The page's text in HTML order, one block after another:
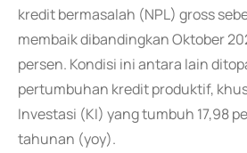
kredit bermasalah (NPL) gross
membaik dibandingkan Oktober
persen. Kondisi ini antara lain
pertumbuhan kredit produktif,
Investasi (KI) yang tumbuh 17,98
tahunan (yoy).